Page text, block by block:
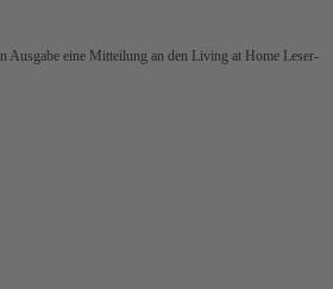
Ausgabe eine Mitteilung an den Living at Home Leser-